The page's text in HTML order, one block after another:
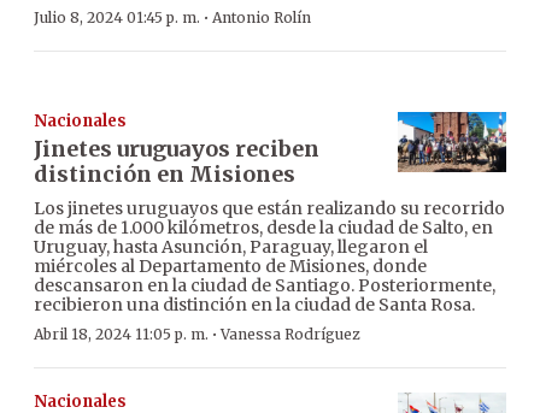
Julio 8, 2024 01:45 p. m. · Antonio Rolín
Nacionales
Jinetes uruguayos reciben
distinción en Misiones
Los jinetes uruguayos que están realizando su recorrido
de más de 1.000 kilómetros, desde la ciudad de Salto, en
Uruguay, hasta Asunción, Paraguay, llegaron el
miércoles al Departamento de Misiones, donde
descansaron en la ciudad de Santiago. Posteriormente,
recibieron una distinción en la ciudad de Santa Rosa.
Abril 18, 2024 11:05 p. m. ·Vanessa Rodríguez
Nacionales